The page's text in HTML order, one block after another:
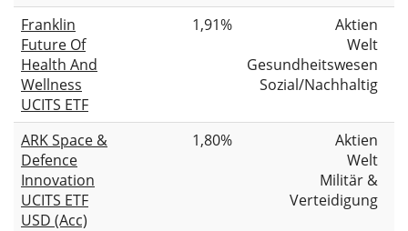
Franklin
Future Of
Health And
Wellness
UCITS ETF
1,91%
Aktien
Welt
Gesundheitswesen
Sozial/Nachhaltig
ARK Space &
Defence
Innovation
UCITS ETF
USD (Acc)
1,80%
Aktien
Welt
Militär &
Verteidigung